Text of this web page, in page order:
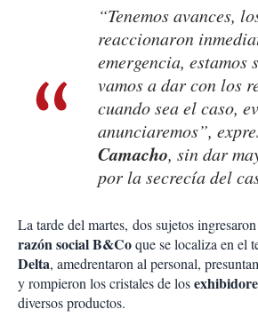
“Tenemos avances,
reaccionaron
emergencia, estamos
vamos a dar con los
cuando sea el caso,
anunciaremos”,
Camacho, sin dar
por la secrecía del
La tarde del martes, dos sujetos
razón socialB&Coque se localiza en el
Delta, amedrentaron al personal,
y rompieron los cristales de los
diversos productos.